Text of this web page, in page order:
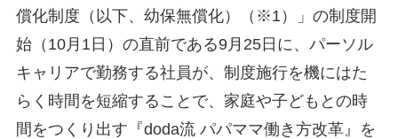
償化制度（以下、幼保無償化）（※1）」の制度開
始（10月1日）の直前である9月25日に、パーソル
キャリアで勤務する社員が、制度施行を機にはた
らく時間を短縮することで、家庭や子どもとの時
間をつくり出す『doda流 パパママ働き方改革』を